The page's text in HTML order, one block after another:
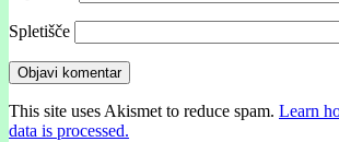
Spletišče
This site uses Akismet to reduce spam. Learn
data is processed.